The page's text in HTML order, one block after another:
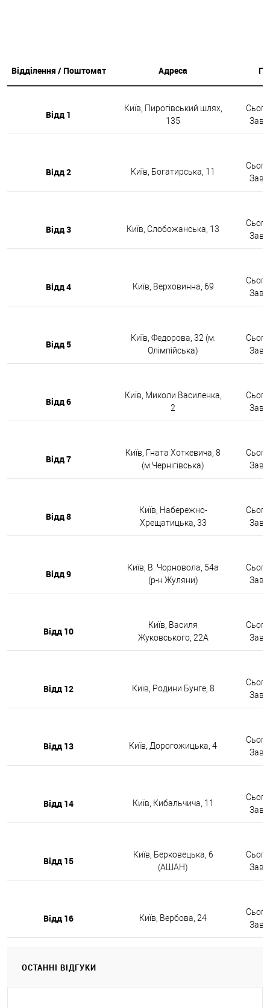
Відділення / Поштомат Адреса
Відд 1
Київ, Пирогівський шлях,
135
Відд 2 Київ, Богатирська, 11
Відд 3 Київ, Слобожанська, 13
Відд 4 Київ, Верховинна, 69
Відд 5
Київ, Федорова, 32 (м.
Олімпійська)
Відд 6
Київ, Миколи Василенка,
2
Відд 7
Київ, Гната Хоткевича, 8
(м.Чернігівська)
Відд 8
Київ, Набережно-
Хрещатицька, 33
Відд 9
Київ, В. Чорновола, 54а
(р-н Жуляни)
Відд 10
Київ, Василя
Жуковського, 22А
Відд 12 Київ, Родини Бунге, 8
Відд 13 Київ, Дорогожицька, 4
Відд 14 Київ, Кибальчича, 11
Відд 15
Київ, Берковецька, 6
(АШАН)
Відд 16 Київ, Вербова, 24
ОСТАННІ ВІДГУКИ